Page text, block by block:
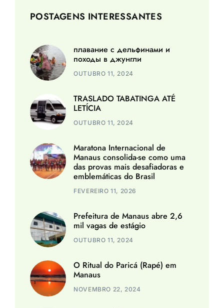
POSTAGENS INTERESSANTES
плавание с дельфинами и
походы в джунгли
OUTUBRO 11, 2024
TRASLADO TABATINGA ATÉ
LETÍCIA
OUTUBRO 11, 2024
Maratona Internacional de
Manaus consolida-se como uma
das provas mais desafiadoras e
emblemáticas do Brasil
FEVEREIRO 11, 2026
Prefeitura de Manaus abre 2,6
mil vagas de estágio
OUTUBRO 11, 2024
O Ritual do Paricá (Rapé) em
Manaus
NOVEMBRO 22, 2024